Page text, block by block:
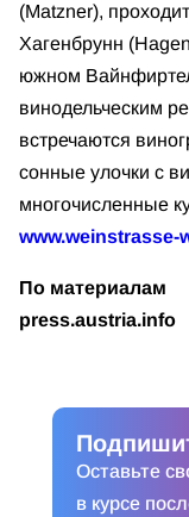
(Matzner),
Хагенбрунн
южном
винодельческим
встречаются
сонные улочки с
многочисленные
www.weinstrasse-
По материалам
press.austria.info
Оставьте
в курсе